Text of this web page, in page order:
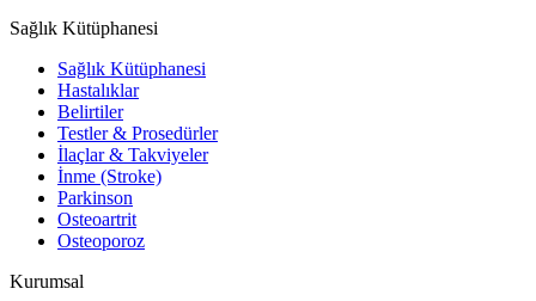
Sağlık Kütüphanesi
Sağlık Kütüphanesi
Hastalıklar
Belirtiler
Testler & Prosedürler
İlaçlar & Takviyeler
İnme (Stroke)
Parkinson
Osteoartrit
Osteoporoz
Kurumsal